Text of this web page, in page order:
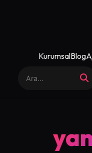
KurumsalBlog